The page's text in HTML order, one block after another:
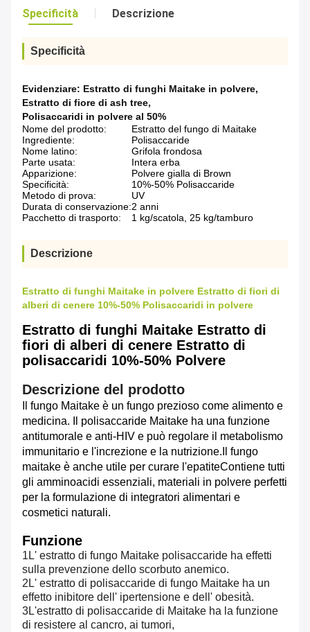
Specificità Descrizione
Specificità
Evidenziare: Estratto di funghi Maitake in polvere,
Estratto di fiore di ash tree,
Polisaccaridi in polvere al 50%
Nome del prodotto:
Estratto del fungo di Maitake
Ingrediente:
Polisaccaride
Nome latino:
Grifola frondosa
Parte usata:
Intera erba
Apparizione:
Polvere gialla di Brown
Specificità:
10%-50% Polisaccaride
Metodo di prova:
UV
Durata di conservazione:2 anni
Pacchetto di trasporto:
1 kg/scatola, 25 kg/tamburo
Descrizione
Estratto di funghi Maitake in polvere Estratto di fiori di
alberi di cenere 10%-50% Polisaccaridi in polvere
Estratto di funghi Maitake Estratto di
fiori di alberi di cenere Estratto di
polisaccaridi 10%-50% Polvere
Descrizione del prodotto
Il fungo Maitake è un fungo prezioso come alimento e
medicina. Il polisaccaride Maitake ha una funzione
antitumorale e anti-HIV e può regolare il metabolismo
immunitario e l'increzione e la nutrizione.Il fungo
maitake è anche utile per curare l'epatiteContiene tutti
gli amminoacidi essenziali, materiali in polvere perfetti
per la formulazione di integratori alimentari e
cosmetici naturali.
Funzione
1L' estratto di fungo Maitake polisaccaride ha effetti
sulla prevenzione dello scorbuto anemico.
2L' estratto di polisaccaride di fungo Maitake ha un
effetto inibitore dell' ipertensione e dell' obesità.
3L'estratto di polisaccaride di Maitake ha la funzione
di resistere al cancro, ai tumori,